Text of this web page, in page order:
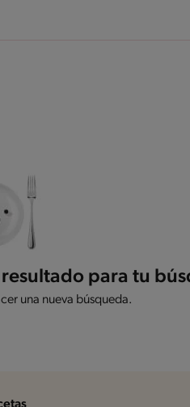
para tu
una nueva búsqueda.